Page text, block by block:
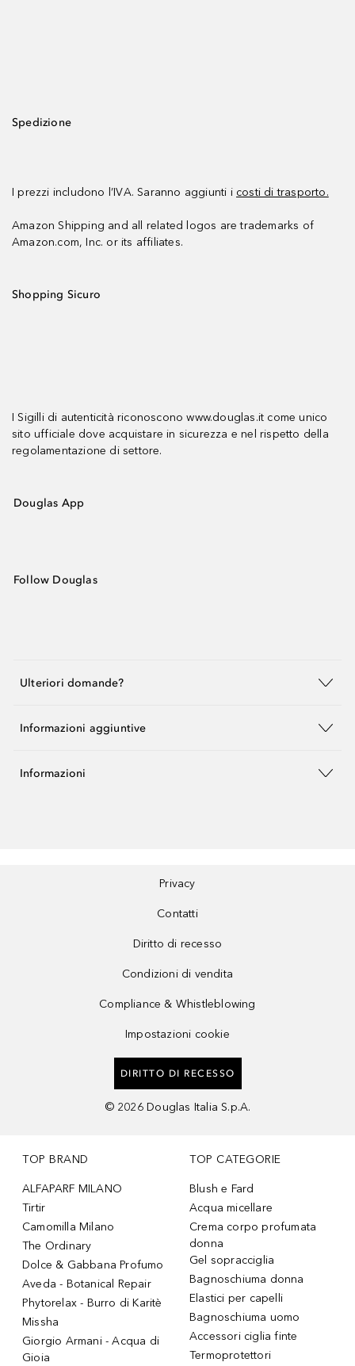
Spedizione
I prezzi includono l’IVA. Saranno aggiunti i costi di trasporto.
Amazon Shipping and all related logos are trademarks of
Amazon.com, Inc. or its affiliates.
Shopping Sicuro
I Sigilli di autenticità riconoscono www.douglas.it come unico
sito ufficiale dove acquistare in sicurezza e nel rispetto della
regolamentazione di settore.
Douglas App
Follow Douglas
Ulteriori domande?
Informazioni aggiuntive
Informazioni
Privacy
Contatti
Diritto di recesso
Condizioni di vendita
Compliance & Whistleblowing
Impostazioni cookie
DIRITTO DI RECESSO
© 2026 Douglas Italia S.p.A.
TOP BRAND
ALFAPARF MILANO
Tirtir
Camomilla Milano
The Ordinary
Dolce & Gabbana Profumo
Aveda - Botanical Repair
Phytorelax - Burro di Karitè
Missha
Giorgio Armani - Acqua di
Gioia
TOP CATEGORIE
Blush e Fard
Acqua micellare
Crema corpo profumata
donna
Gel sopracciglia
Bagnoschiuma donna
Elastici per capelli
Bagnoschiuma uomo
Accessori ciglia finte
Termoprotettori